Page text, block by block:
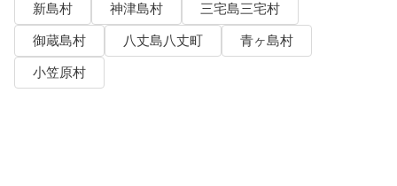
新島村
神津島村
三宅島三宅村
御蔵島村
八丈島八丈町
青ヶ島村
小笠原村